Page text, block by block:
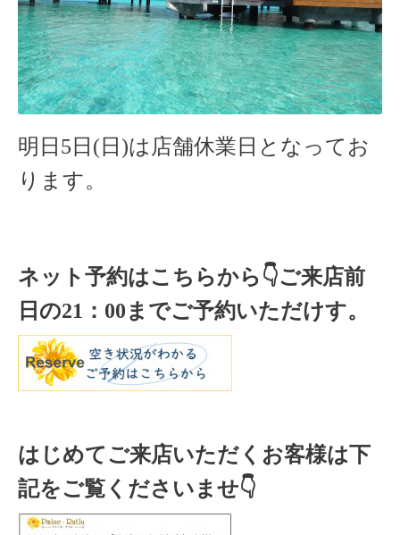
明日5 日(日 )は店舗休業日となってお
ります。
ネット予約はこちらから👇ご来店前
日の21 ： 00までご予約いただけす。
はじめてご来店いただくお客様は下
記をご覧くださいませ👇